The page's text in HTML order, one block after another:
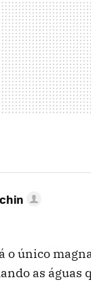
o único
as águas